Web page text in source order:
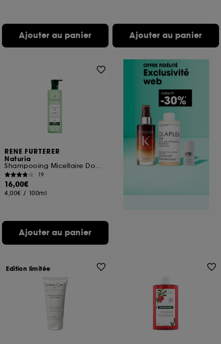
Ajouter au panier Ajouter au panier
RENE FURTERER
Naturia
Shampooing Micellaire Douceur
19
16,00€
4,00€ / 100ml
Ajouter au panier
Edition limitée